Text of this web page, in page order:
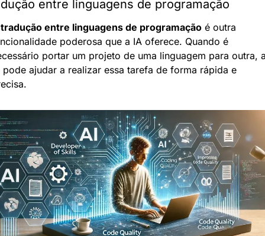
entre linguagens de programação
tradução entre linguagens de programação é outra
poderosa que a IA oferece. Quando é
portar um projeto de uma linguagem para outra,
pode ajudar a realizar essa tarefa de forma rápida e